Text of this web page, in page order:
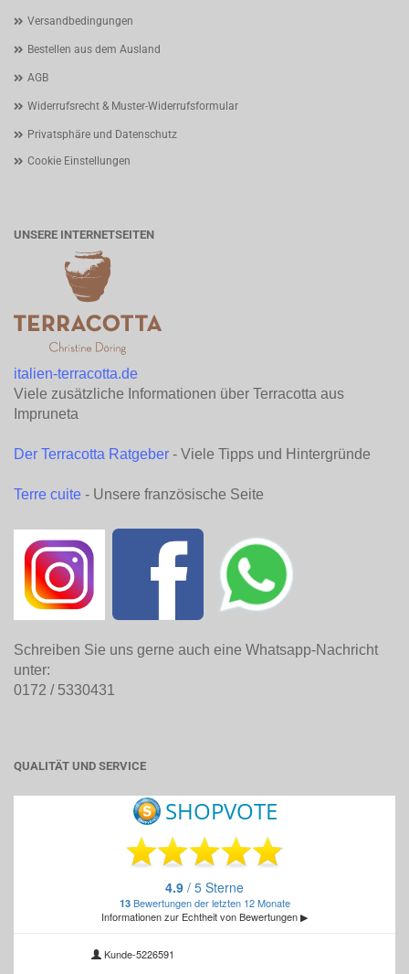
Versandbedingungen
Bestellen aus dem Ausland
AGB
Widerrufsrecht & Muster-Widerrufsformular
Privatsphäre und Datenschutz
Cookie Einstellungen
UNSERE INTERNETSEITEN
italien-terracotta.de
Viele zusätzliche Informationen über Terracotta aus
Impruneta
Der Terracotta Ratgeber - Viele Tipps und Hintergründe
Terre cuite - Unsere französische Seite
Schreiben Sie uns gerne auch eine Whatsapp-Nachricht
unter:
0172 / 5330431
QUALITÄT UND SERVICE